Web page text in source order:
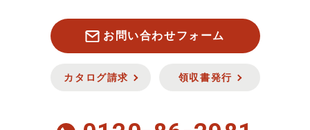
キャンセル・返品について
お問い合わせフォーム
カタログ請求 領収書発行